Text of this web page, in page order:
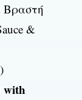
Βραστή
&